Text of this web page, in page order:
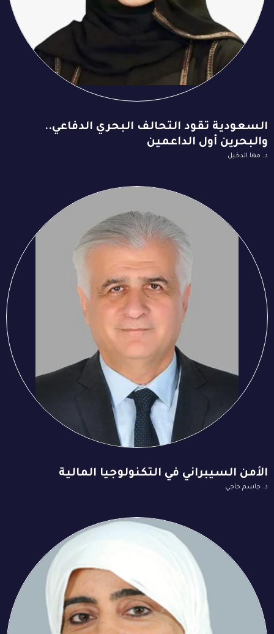
السعودية تقود التحالف البحري الدفاعي..
والبحرين أول الداعمين
د. مها الدخيل
الأمن السيبراني في التكنولوجيا المالية
د. جاسم حاجي